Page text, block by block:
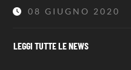
08 GIUGNO 2020
LEGGI TUTTE LE NEWS